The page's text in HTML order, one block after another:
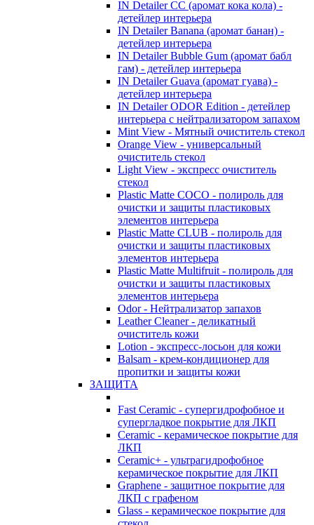
IN Detailer CC (аромат кока кола) -
детейлер интерьера
IN Detailer Banana (аромат банан) -
детейлер интерьера
IN Detailer Bubble Gum (аромат бабл
гам) - детейлер интерьера
IN Detailer Guava (аромат гуава) -
детейлер интерьера
IN Detailer ODOR Edition - детейлер
интерьера с нейтрализатором запахом
Mint View - Мятный очиститель стекол
Orange View - универсальный
очиститель стекол
Light View - экспресс очиститель
стекол
Plastic Matte COCO - полироль для
очистки и защиты пластиковых
элементов интерьера
Plastic Matte CLUB - полироль для
очистки и защиты пластиковых
элементов интерьера
Plastic Matte Multifruit - полироль для
очистки и защиты пластиковых
элементов интерьера
Odor - Нейтрализатор запахов
Leather Cleaner - деликатный
очиститель кожи
Lotion - экспресс-лосьон для кожи
Balsam - крем-кондиционер для
пропитки и защиты кожи
ЗАЩИТА
Fast Ceramic - супергидрофобное и
супергладкое покрытие для ЛКП
Ceramic - керамическое покрытие для
ЛКП
Ceramic+ - ультрагидрофобное
керамическое покрытие для ЛКП
Graphene - защитное покрытие для
ЛКП с графеном
Glass - керамическое покрытие для